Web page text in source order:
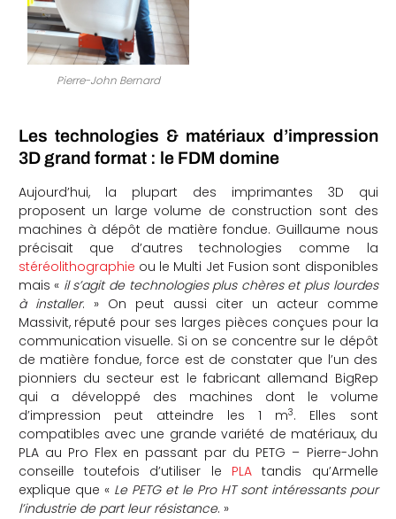
Pierre-John Bernard
Les technologies & matériaux d’impression
3D grand format : le FDM domine
Aujourd’hui, la plupart des imprimantes 3D qui
proposent un large volume de construction sont des
machines à dépôt de matière fondue. Guillaume nous
précisait que d’autres technologies comme la
stéréolithographie ou le Multi Jet Fusion sont disponibles
mais « il s’agit de technologies plus chères et plus lourdes
à installer. » On peut aussi citer un acteur comme
Massivit, réputé pour ses larges pièces conçues pour la
communication visuelle. Si on se concentre sur le dépôt
de matière fondue, force est de constater que l’un des
pionniers du secteur est le fabricant allemand BigRep
qui a développé des machines dont le volume
d’impression peut atteindre les 1 m3. Elles sont
compatibles avec une grande variété de matériaux, du
PLA au Pro Flex en passant par du PETG – Pierre-John
conseille toutefois d’utiliser le PLAtandis qu’Armelle
explique que « Le PETG et le Pro HT sont intéressants pour
l’industrie de part leur résistance. »